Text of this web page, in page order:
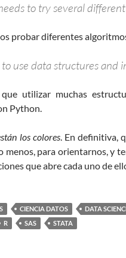
to try several
probar diferentes
use data structures and
utilizar muchas
Python.
los colores. En definitiva,
menos, para orientarnos, y
que abre cada uno de
CIENCIA DATOS DATA
R SAS STATA